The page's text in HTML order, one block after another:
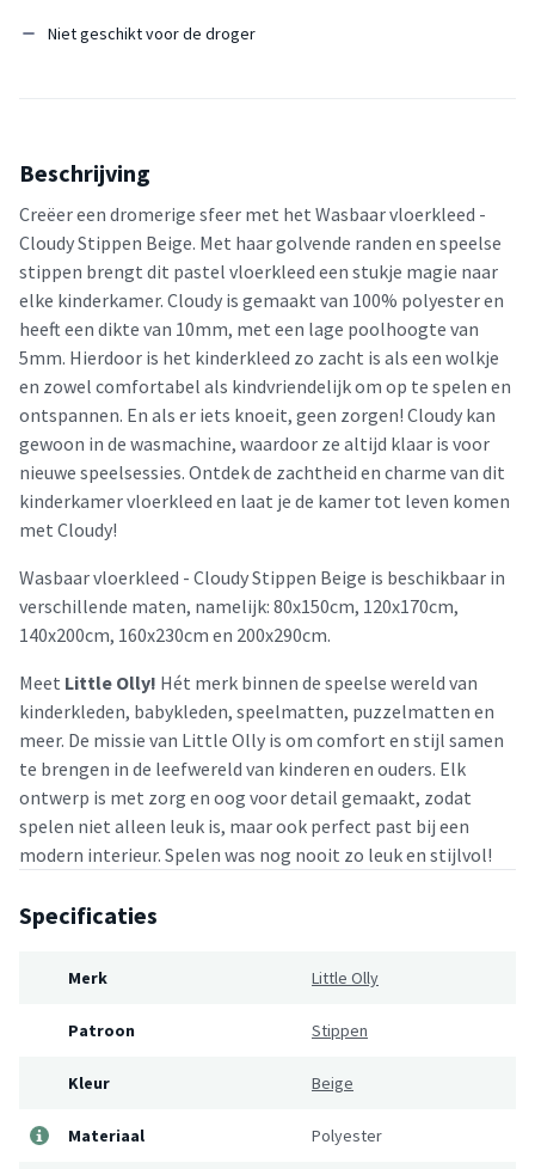
Niet geschikt voor de droger
Beschrijving
Creëer een dromerige sfeer met het Wasbaar vloerkleed -
Cloudy Stippen Beige. Met haar golvende randen en speelse
stippen brengt dit pastel vloerkleed een stukje magie naar
elke kinderkamer. Cloudy is gemaakt van 100% polyester en
heeft een dikte van 10mm, met een lage poolhoogte van
5mm. Hierdoor is het kinderkleed zo zacht is als een wolkje
en zowel comfortabel als kindvriendelijk om op te spelen en
ontspannen. En als er iets knoeit, geen zorgen! Cloudy kan
gewoon in de wasmachine, waardoor ze altijd klaar is voor
nieuwe speelsessies. Ontdek de zachtheid en charme van dit
kinderkamer vloerkleed en laat je de kamer tot leven komen
met Cloudy!
Wasbaar vloerkleed - Cloudy Stippen Beige is beschikbaar in
verschillende maten, namelijk: 80x150cm, 120x170cm,
140x200cm, 160x230cm en 200x290cm.
Meet Little Olly! Hét merk binnen de speelse wereld van
kinderkleden, babykleden, speelmatten, puzzelmatten en
meer. De missie van Little Olly is om comfort en stijl samen
te brengen in de leefwereld van kinderen en ouders. Elk
ontwerp is met zorg en oog voor detail gemaakt, zodat
spelen niet alleen leuk is, maar ook perfect past bij een
modern interieur. Spelen was nog nooit zo leuk en stijlvol!
Specificaties
Merk Little Olly
Patroon Stippen
Kleur Beige
Materiaal Polyester